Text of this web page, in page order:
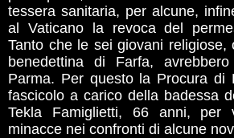
tessera sanitaria, per alcune,
al Vaticano la revoca del
Tanto che le sei giovani religiose,
benedettina di Farfa,
Parma. Per questo la Procura di
fascicolo a carico della badessa
Tekla Famiglietti, 66 anni, per
minacce nei confronti di alcune